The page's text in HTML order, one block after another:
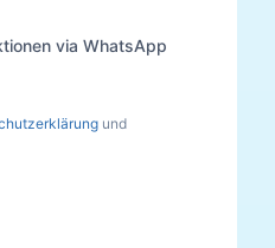
via WhatsApp
und